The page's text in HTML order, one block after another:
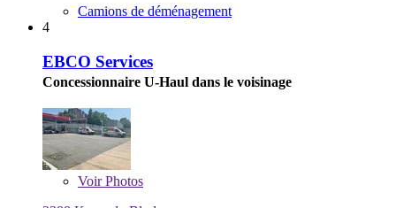
Camions de déménagement
4
EBCO Services
Concessionnaire U-Haul dans le voisinage
VoirPhotos